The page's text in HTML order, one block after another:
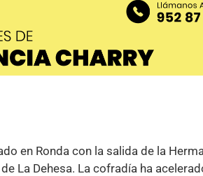
en Ronda con la salida de la
La Dehesa. La cofradía ha